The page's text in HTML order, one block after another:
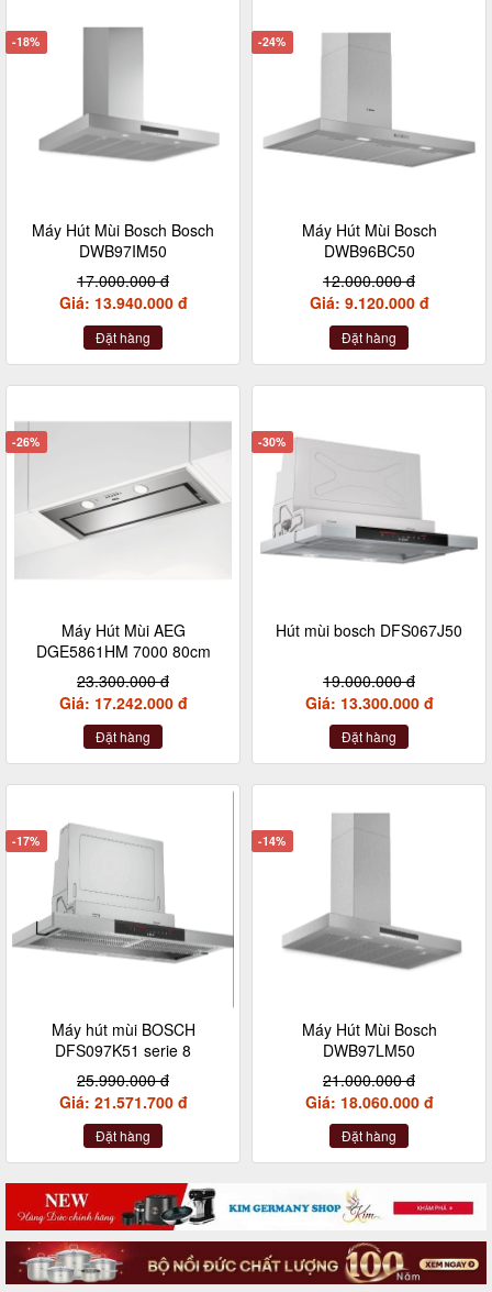
-18%
Máy Hút Mùi Bosch Bosch
DWB97IM50
17.000.000 đ
Giá: 13.940.000 đ
Đặt hàng
-24%
Máy Hút Mùi Bosch
DWB96BC50
12.000.000 đ
Giá: 9.120.000 đ
Đặt hàng
-26%
Máy Hút Mùi AEG
DGE5861HM 7000 80cm
23.300.000 đ
Giá: 17.242.000 đ
Đặt hàng
-30%
Hút mùi bosch DFS067J50
19.000.000 đ
Giá: 13.300.000 đ
Đặt hàng
-17%
Máy hút mùi BOSCH
DFS097K51 serie 8
25.990.000 đ
Giá: 21.571.700 đ
Đặt hàng
-14%
Máy Hút Mùi Bosch
DWB97LM50
21.000.000 đ
Giá: 18.060.000 đ
Đặt hàng